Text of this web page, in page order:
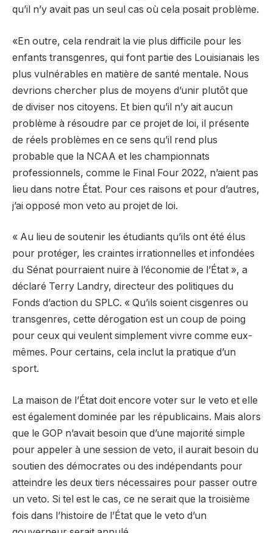
qu’il n’y avait pas un seul cas où cela posait problème.
«En outre, cela rendrait la vie plus difficile pour les
enfants transgenres, qui font partie des Louisianais les
plus vulnérables en matière de santé mentale. Nous
devrions chercher plus de moyens d’unir plutôt que
de diviser nos citoyens. Et bien qu’il n’y ait aucun
problème à résoudre par ce projet de loi, il présente
de réels problèmes en ce sens qu’il rend plus
probable que la NCAA et les championnats
professionnels, comme le Final Four 2022, n’aient pas
lieu dans notre État. Pour ces raisons et pour d’autres,
j’ai opposé mon veto au projet de loi.
« Au lieu de soutenir les étudiants qu’ils ont été élus
pour protéger, les craintes irrationnelles et infondées
du Sénat pourraient nuire à l’économie de l’État », a
déclaré Terry Landry, directeur des politiques du
Fonds d’action du SPLC. « Qu’ils soient cisgenres ou
transgenres, cette dérogation est un coup de poing
pour ceux qui veulent simplement vivre comme eux-
mêmes. Pour certains, cela inclut la pratique d’un
sport.
La maison de l’État doit encore voter sur le veto et elle
est également dominée par les républicains. Mais alors
que le GOP n’avait besoin que d’une majorité simple
pour appeler à une session de veto, il aurait besoin du
soutien des démocrates ou des indépendants pour
atteindre les deux tiers nécessaires pour passer outre
un veto. Si tel est le cas, ce ne serait que la troisième
fois dans l’histoire de l’État que le veto d’un